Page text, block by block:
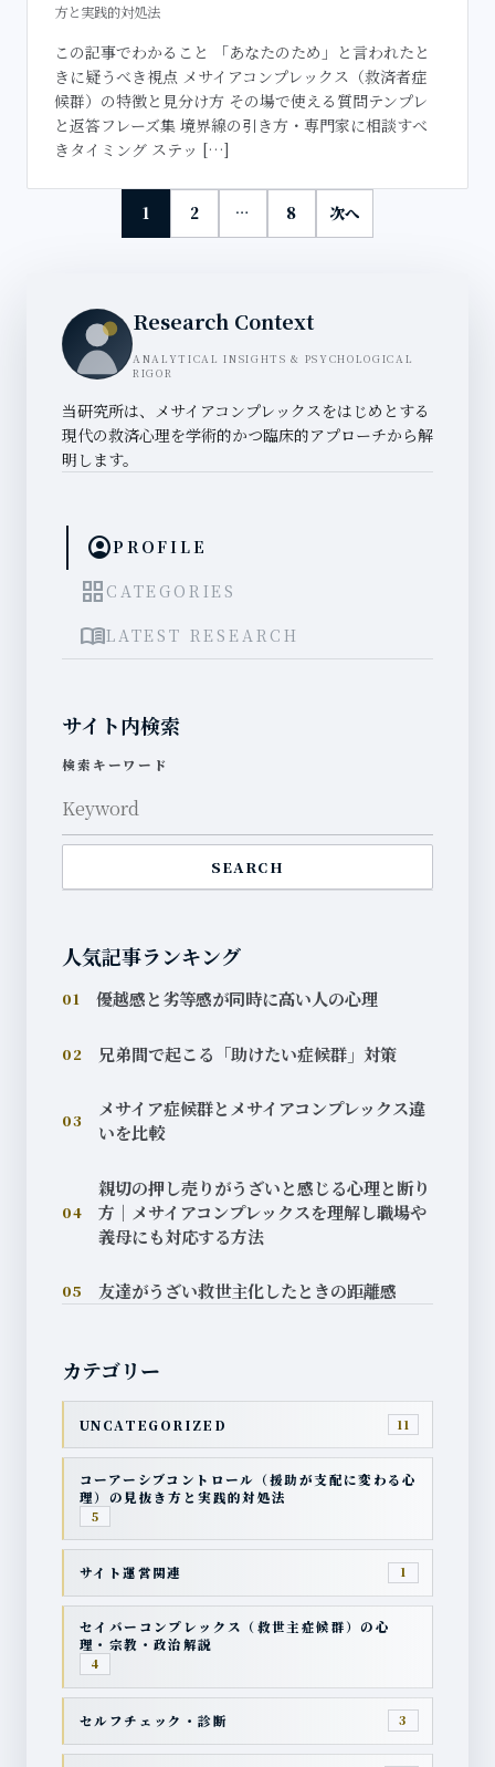
方と実践的対処法
この記事でわかること 「あなたのため」と言われたと
きに疑うべき視点 メサイアコンプレックス（救済者症
候群）の特徴と見分け方 その場で使える質問テンプレ
と返答フレーズ集 境界線の引き方・専門家に相談すべ
きタイミング ステッ […]
1 2 … 8 次へ
Research Context
ANALYTICAL INSIGHTS & PSYCHOLOGICAL
RIGOR
当研究所は、メサイアコンプレックスをはじめとする
現代の救済心理を学術的かつ臨床的アプローチから解
明します。
account_circlePROFILE
grid_view CATEGORIES
menu_bookLATEST RESEARCH
サイト内検索
検索キーワード
SEARCH
人気記事ランキング
01 優越感と劣等感が同時に高い人の心理
02 兄弟間で起こる「助けたい症候群」対策
03
メサイア症候群とメサイアコンプレックス違
いを比較
04
親切の押し売りがうざいと感じる心理と断り
方｜メサイアコンプレックスを理解し職場や
義母にも対応する方法
05 友達がうざい救世主化したときの距離感
カテゴリー
UNCATEGORIZED 11
コーアーシブコントロール（援助が支配に変わる心
理）の見抜き方と実践的対処法
5
サイト運営関連 1
セイバーコンプレックス（救世主症候群）の心
理・宗教・政治解説
4
セルフチェック・診断 3